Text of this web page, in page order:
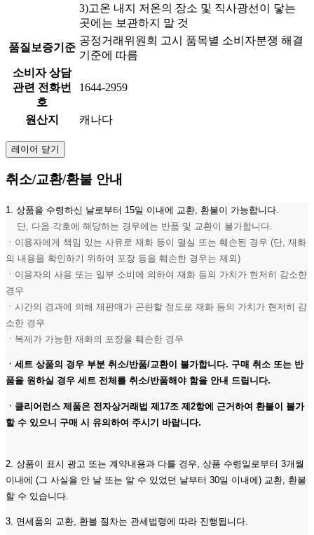
3)고온 내지 저온의 장소 및 직사광선이 닿는
곳에는 보관하지 말 것
품질보증기준
공정거래위원회 고시 품목별 소비자분쟁 해결
기준에 따름
소비자 상담
관련 전화번
호
1644-2959
원산지 캐나다
레이어 닫기
취소/교환/환불 안내
1. 상품을 수령하신 날로부터 15일 이내에 교환, 환불이 가능합니다.
단, 다음 각호에 해당하는 경우에는 반품 및 교환이 불가합니다.
ㆍ이용자에게 책임 있는 사유로 재화 등이 멸실 또는 훼손된 경우 (단, 재화
의 내용을 확인하기 위하여 포장 등을 훼손한 경우는 제외)
ㆍ이용자의 사용 또는 일부 소비에 의하여 재화 등의 가치가 현저히 감소한
경우
ㆍ시간의 경과에 의해 재판매가 곤란할 정도로 재화 등의 가치가 현저히 감
소한 경우
ㆍ복제가 가능한 재화의 포장을 훼손한 경우
ㆍ세트 상품의 경우 부분 취소/반품/교환이 불가합니다. 구매 취소 또는 반
품을 원하실 경우 세트 전체를 취소/반품해야 함을 안내 드립니다.
ㆍ클리어런스 제품은 전자상거래법 제17조 제2항에 근거하여 환불이 불가
할 수 있으니 구매 시 유의하여 주시기 바랍니다.
2. 상품이 표시 광고 또는 계약내용과 다를 경우, 상품 수령일로부터 3개월
이내에 (그 사실을 안 날 또는 알 수 있었던 날부터 30일 이내에) 교환, 환불
할 수 있습니다.
3. 면세품의 교환, 환불 절차는 관세법령에 따라 진행됩니다.